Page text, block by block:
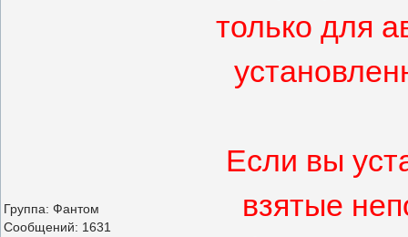
Группа: Фантом
Сообщений: 1631
только для
Если вы
взятые